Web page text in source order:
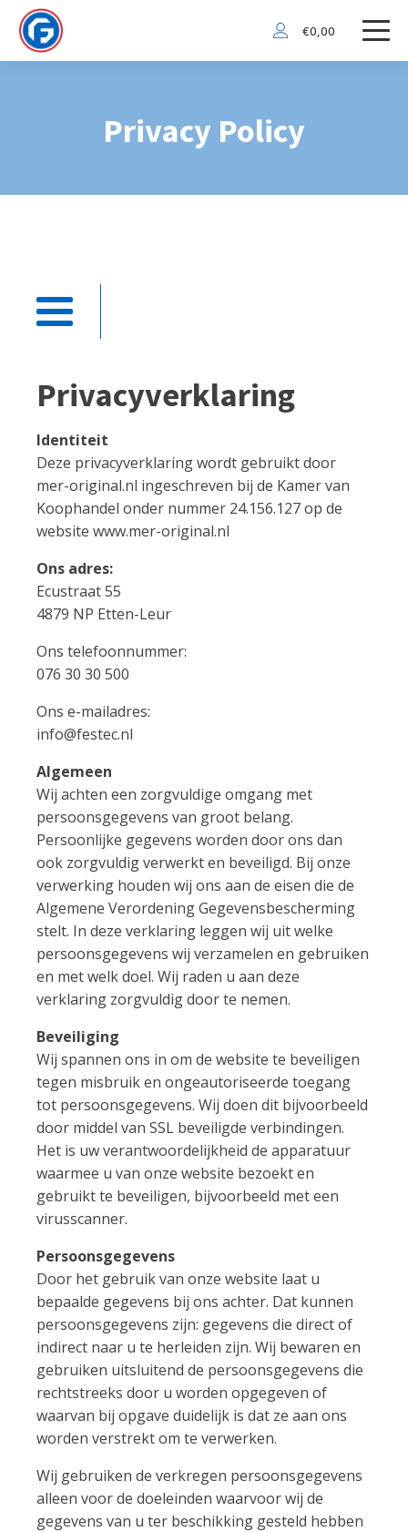
€0,00
Privacy Policy
Privacyverklaring
Identiteit
Deze privacyverklaring wordt gebruikt door
mer-original.nl ingeschreven bij de Kamer van
Koophandel onder nummer 24.156.127 op de
website www.mer-original.nl
Ons adres:
Ecustraat 55
4879 NP Etten-Leur
Ons telefoonnummer:
076 30 30 500
Ons e-mailadres:
info@festec.nl
Algemeen
Wij achten een zorgvuldige omgang met
persoonsgegevens van groot belang.
Persoonlijke gegevens worden door ons dan
ook zorgvuldig verwerkt en beveiligd. Bij onze
verwerking houden wij ons aan de eisen die de
Algemene Verordening Gegevensbescherming
stelt. In deze verklaring leggen wij uit welke
persoonsgegevens wij verzamelen en gebruiken
en met welk doel. Wij raden u aan deze
verklaring zorgvuldig door te nemen.
Beveiliging
Wij spannen ons in om de website te beveiligen
tegen misbruik en ongeautoriseerde toegang
tot persoonsgegevens. Wij doen dit bijvoorbeeld
door middel van SSL beveiligde verbindingen.
Het is uw verantwoordelijkheid de apparatuur
waarmee u van onze website bezoekt en
gebruikt te beveiligen, bijvoorbeeld met een
virusscanner.
Persoonsgegevens
Door het gebruik van onze website laat u
bepaalde gegevens bij ons achter. Dat kunnen
persoonsgegevens zijn: gegevens die direct of
indirect naar u te herleiden zijn. Wij bewaren en
gebruiken uitsluitend de persoonsgegevens die
rechtstreeks door u worden opgegeven of
waarvan bij opgave duidelijk is dat ze aan ons
worden verstrekt om te verwerken.
Wij gebruiken de verkregen persoonsgegevens
alleen voor de doeleinden waarvoor wij de
gegevens van u ter beschikking gesteld hebben